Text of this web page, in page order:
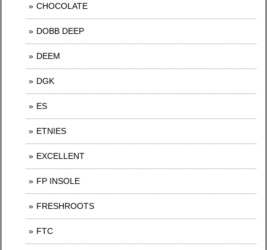
CHOCOLATE
DOBB DEEP
DEEM
DGK
ES
ETNIES
EXCELLENT
FP INSOLE
FRESHROOTS
FTC